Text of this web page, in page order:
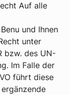
Auf alle
und Ihnen
unter
bzw. des UN-
Im Falle der
führt diese